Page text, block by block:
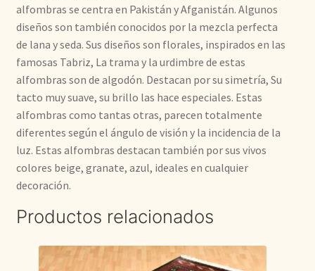
alfombras se centra en Pakistán y Afganistán. Algunos
diseños son también conocidos por la mezcla perfecta
de lana y seda. Sus diseños son florales, inspirados en las
famosas Tabriz, La trama y la urdimbre de estas
alfombras son de algodón. Destacan por su simetría, Su
tacto muy suave, su brillo las hace especiales. Estas
alfombras como tantas otras, parecen totalmente
diferentes según el ángulo de visión y la incidencia de la
luz. Estas alfombras destacan también por sus vivos
colores beige, granate, azul, ideales en cualquier
decoración.
Productos relacionados